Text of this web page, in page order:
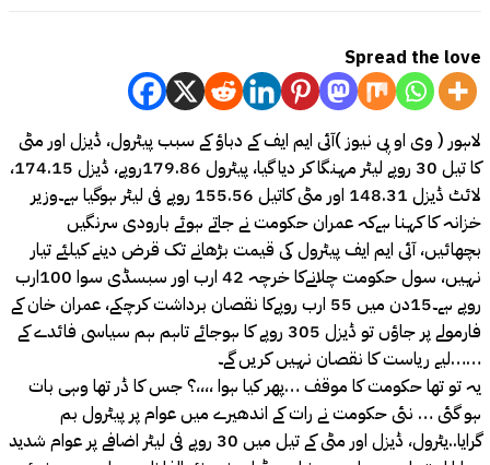
Spread the love
لاہور ( وی او پی نیوز )آئی ایم ایف کے دباؤ کے سبب پیٹرول، ڈیزل اور مٹی
کا تیل 30 روپے لیٹر مہنگا کر دیا گیا، پیٹرول 179.86روپے، ڈیزل 174.15،
لائٹ ڈیزل 148.31 اور مٹی کاتیل 155.56 روپے فی لیٹر ہوگیا ہے۔وزیر
خزانہ کا کہنا ہےکہ عمران حکومت نے جاتے ہوئے بارودی سرنگیں
بچھائیں، آئی ایم ایف پیٹرول کی قیمت بڑھانے تک قرض دینے کیلئے تیار
نہیں، سول حکومت چلانےکا خرچہ 42 ارب اور سبسڈی سوا 100ارب
روپے ہے۔15دن میں 55 ارب روپےکا نقصان برداشت کرچکے، عمران خان کے
فارمولے پر جاؤں تو ڈیزل 305 روپے کا ہوجائے تاہم ہم سیاسی فائدے کے
لیے ریاست کا نقصان نہیں کریں گے۔……
یہ تو تھا حکومت کا موقف …پھر کیا ہوا ،،،،؟ جس کا ڈر تھا وہی بات
ہو گئی … نئی حکومت نے رات کے اندھیرے میں عوام پر پیٹرول بم
گرایا..یٹرول، ڈیزل اور مٹی کے تیل میں 30 روپے فی لیٹر اضافے پر عوام شدید